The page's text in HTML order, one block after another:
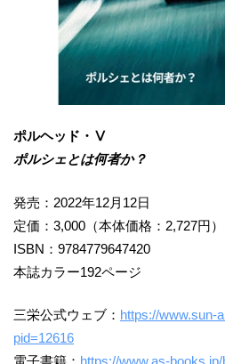
ポルヘッド・Ⅴ
ポルシェとは何者か？
発売：2022年12月12日
定価：3,000（本体価格：2,727円）
ISBN：9784779647420
本誌カラー192ページ
三栄公式ウェブ： https://www.sun-
pid=12616
電子書籍： https://www.as-